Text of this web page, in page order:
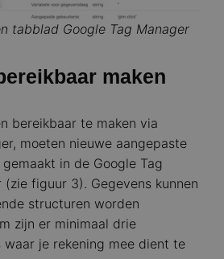
tabblad Google Tag Manager
maken
bereikbaar te maken via
moeten nieuwe aangepaste
in de Google Tag
figuur 3). Gegevens kunnen
structuren worden
zijn er minimaal drie
waar je rekening mee dient te